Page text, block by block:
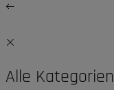
Alle Kategorien